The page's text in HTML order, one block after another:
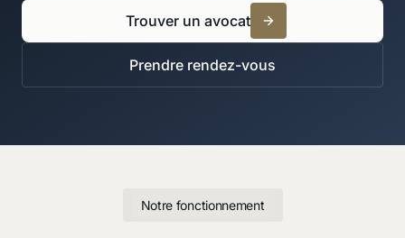
Trouver un avocat
Prendre rendez-vous
Notre fonctionnement